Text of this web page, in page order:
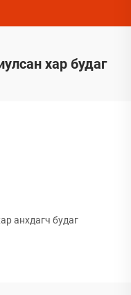
хар будаг
анхдагч будаг